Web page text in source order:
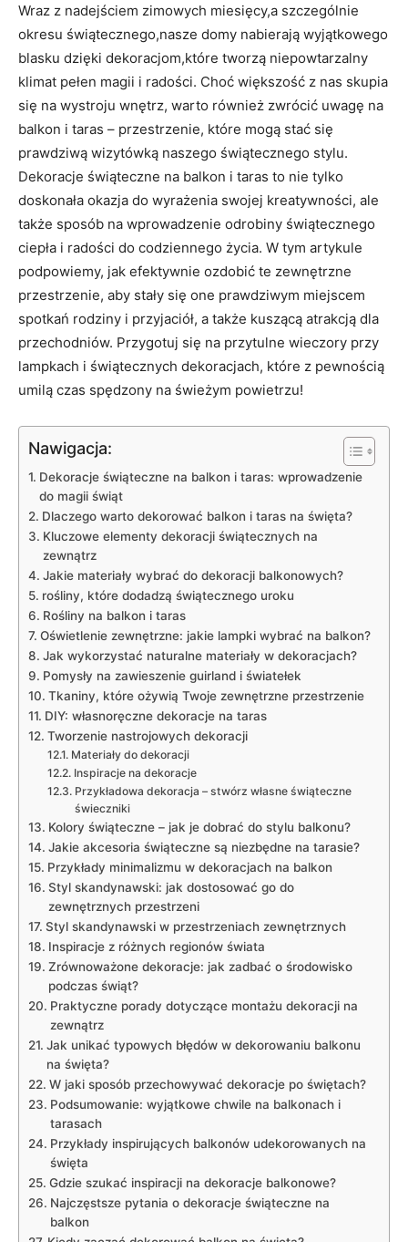
Wraz z nadejściem zimowych miesięcy,a szczególnie
okresu świątecznego,nasze domy nabierają wyjątkowego
blasku dzięki dekoracjom,które tworzą niepowtarzalny
klimat pełen magii i radości. Choć większość z nas skupia
się na wystroju wnętrz, warto również zwrócić uwagę na
balkon i taras – przestrzenie, które mogą stać się
prawdziwą wizytówką naszego świątecznego stylu.
Dekoracje świąteczne na balkon i taras to nie tylko
doskonała okazja do wyrażenia swojej kreatywności, ale
także sposób na wprowadzenie odrobiny świątecznego
ciepła i radości do codziennego życia. W tym artykule
podpowiemy, jak efektywnie ozdobić te zewnętrzne
przestrzenie, aby stały się one prawdziwym miejscem
spotkań rodziny i przyjaciół, a także kuszącą atrakcją dla
przechodniów. Przygotuj się na przytulne wieczory przy
lampkach i świątecznych dekoracjach, które z pewnością
umilą czas spędzony na świeżym powietrzu!
Nawigacja:
Dekoracje świąteczne na balkon i taras: wprowadzenie
do magii świąt
Dlaczego warto dekorować balkon i taras na święta?
Kluczowe elementy dekoracji świątecznych na
zewnątrz
Jakie materiały wybrać do dekoracji balkonowych?
rośliny, które dodadzą świątecznego uroku
Rośliny na balkon i taras
Oświetlenie zewnętrzne: jakie lampki wybrać na balkon?
Jak wykorzystać naturalne materiały w dekoracjach?
Pomysły na zawieszenie guirland i światełek
Tkaniny, które ożywią Twoje zewnętrzne przestrzenie
DIY: własnoręczne dekoracje na taras
Tworzenie nastrojowych dekoracji
Materiały do dekoracji
Inspiracje na dekoracje
Przykładowa dekoracja – stwórz własne świąteczne
świeczniki
Kolory świąteczne – jak je dobrać do stylu balkonu?
Jakie akcesoria świąteczne są niezbędne na tarasie?
Przykłady minimalizmu w dekoracjach na balkon
Styl skandynawski: jak dostosować go do
zewnętrznych przestrzeni
Styl skandynawski w przestrzeniach zewnętrznych
Inspiracje z różnych regionów świata
Zrównoważone dekoracje: jak zadbać o środowisko
podczas świąt?
Praktyczne porady dotyczące montażu dekoracji na
zewnątrz
Jak unikać typowych błędów w dekorowaniu balkonu
na święta?
W jaki sposób przechowywać dekoracje po świętach?
Podsumowanie: wyjątkowe chwile na balkonach i
tarasach
Przykłady inspirujących balkonów udekorowanych na
święta
Gdzie szukać inspiracji na dekoracje balkonowe?
Najczęstsze pytania o dekoracje świąteczne na
balkon